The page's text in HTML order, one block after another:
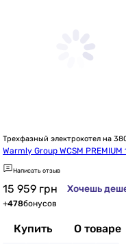
Трехфазный электрокотел на
Вольт
Warmly Group WCSM PREMIUM
380В 15кВт симистор Philips с
ом (Pm215161)
Написать отзыв
15 959 грн Хочешь
+478бонусов
Купить О товаре